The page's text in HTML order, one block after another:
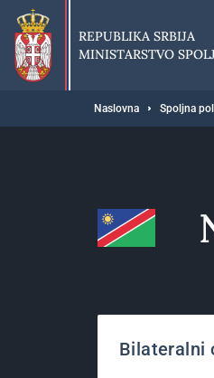
Preskoči
glavni
deo
sadržaja
REPUBLIKA SRBIJA
MINISTARSTVO
Breadcrumb
Naslovna Spoljna
Bilateralni